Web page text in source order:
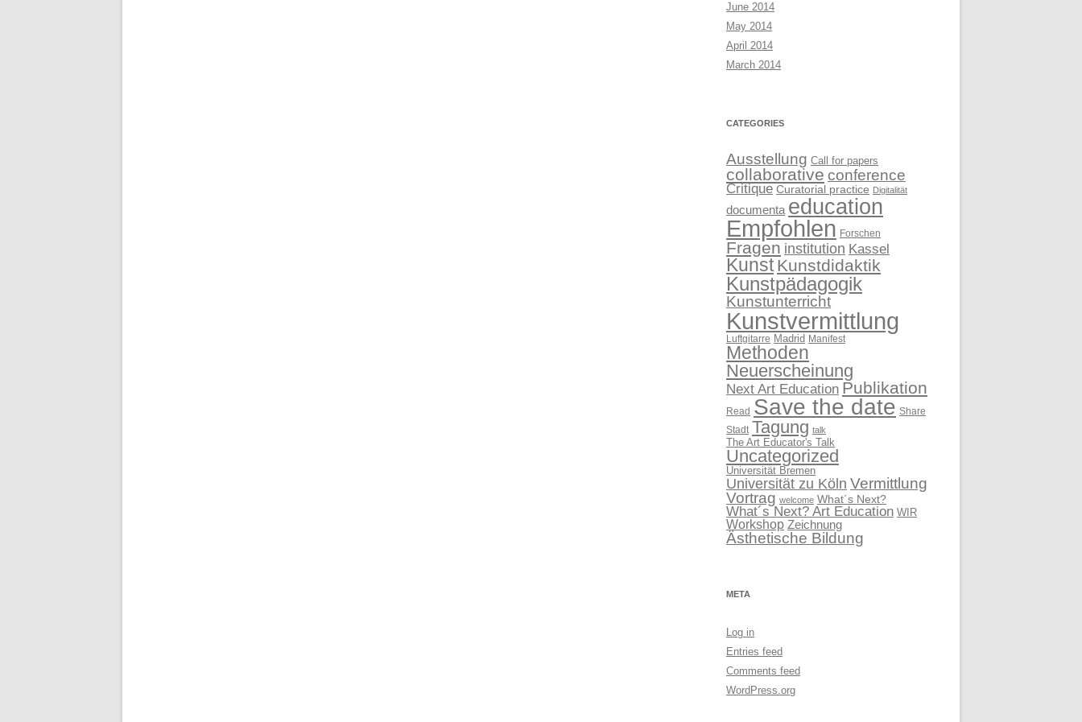
June 2014
May 2014
April 2014
March 2014
CATEGORIES
Ausstellung Call for papers
collaborative conference
Critique Curatorial practice Digitalität
documenta education
Empfohlen Forschen
Fragen institution Kassel
Kunst Kunstdidaktik
Kunstpädagogik
Kunstunterricht
Kunstvermittlung
Luftgitarre Madrid Manifest
Methoden
Neuerscheinung
Next Art Education Publikation
Read Save the date Share
Stadt Tagung talk
The Art Educator's Talk
Uncategorized
Universität Bremen
Universität zu Köln Vermittlung
Vortrag welcome What´s Next?
What´s Next? Art Education WIR
Workshop Zeichnung
Ästhetische Bildung
META
Log in
Entries feed
Comments feed
WordPress.org